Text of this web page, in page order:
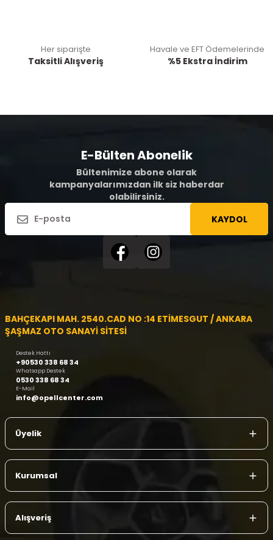
Her siparişte
Taksitli Alışveriş
Havale ve EFT Ödemelerinde
%5 Ekstra İndirim
E-Bülten Abonelik
Bültenimize abone olarak
kampanyalarımızdan ilk siz haberdar
olabilirsiniz.
KAYDOL
BAHÇEKAPI MAH. 2540.CAD NO :14 ETİMESGUT / ANKARA
ŞAŞMAZ OTO SANAYİ SİTESİ
Destek Hattı
+90530 338 68 34
Whatsapp Destek
0530 338 68 34
E-Mail
info@opellcenter.com
Üyelik
Kurumsal
Alışveriş